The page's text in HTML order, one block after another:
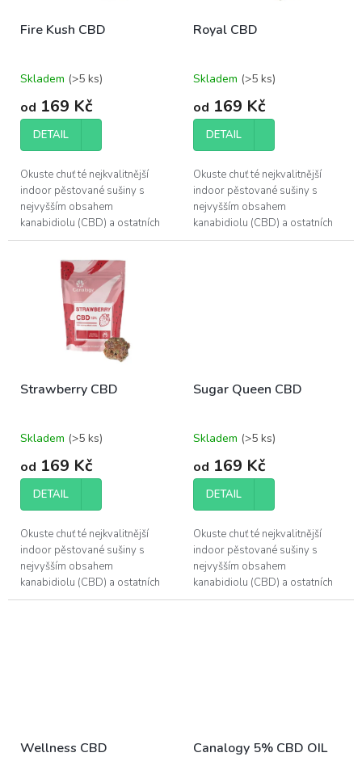
d
t
ů
Fire Kush CBD
Skladem (>5 ks)
od 169 Kč
DETAIL
Okuste chuť té nejkvalitnější
indoor pěstované sušiny s
nejvyšším obsahem
kanabidiolu (CBD) a ostatních
účinných látek, které konopí
Royal CBD
Skladem (>5 ks)
od 169 Kč
DETAIL
Okuste chuť té nejkvalitnější
indoor pěstované sušiny s
nejvyšším obsahem
kanabidiolu (CBD) a ostatních
účinných látek, které konopí
Strawberry CBD
Skladem (>5 ks)
od 169 Kč
DETAIL
Okuste chuť té nejkvalitnější
indoor pěstované sušiny s
nejvyšším obsahem
kanabidiolu (CBD) a ostatních
účinných látek, které konopí
Sugar Queen CBD
Skladem (>5 ks)
od 169 Kč
DETAIL
Okuste chuť té nejkvalitnější
indoor pěstované sušiny s
nejvyšším obsahem
kanabidiolu (CBD) a ostatních
účinných látek, které konopí
Wellness CBD Canalogy 5% CBD OIL